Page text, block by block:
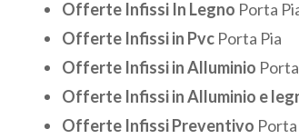
Offerte Infissi In Legno Porta
Offerte Infissi in Pvc Porta Pia
Offerte Infissi in Alluminio
Offerte Infissi in Alluminio e
Offerte Infissi Preventivo Porta